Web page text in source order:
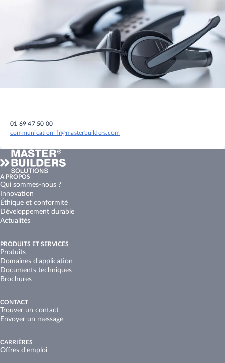
01 69 47 50 00
communication_fr@masterbuilders.com
A PROPOS
Qui sommes-nous ?
Innovation
Éthique et conformité
Développement durable
Actualités
PRODUITS ET SERVICES
Produits
Domaines d'application
Documents techniques
Brochures
CONTACT
Trouver un contact
Envoyer un message
CARRIÈRES
Offres d'emploi